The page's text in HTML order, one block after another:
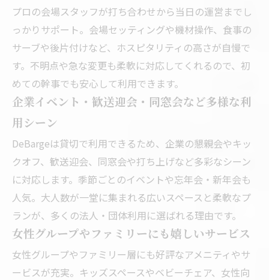
プロの会場スタッフが打ち合わせから当日の運営までし
っかりサポート。会場セッティングや機材操作、食事の
サーブや後片付けなど、ホスピタリティの高さが自慢で
す。不明点や急な変更も柔軟に対応してくれるので、初
めての幹事でも安心して利用できます。
企業イベント・歓送迎会・同窓会など多様な利
用シーン
DeBargeは貸切で利用できるため、企業の懇親会やキッ
クオフ、歓送迎会、同窓会や打ち上げなど多彩なシーン
に対応します。季節ごとのイベントや忘年会・新年会も
人気。大人数が一堂に集まれる広いスペースと柔軟なプ
ランが、多くの法人・団体利用に選ばれる理由です。
女性グループやファミリーにも嬉しいサービス
女性グループやファミリー層にも好評なアメニティやサ
ービスが充実。キッズスペースやベビーチェア、女性向